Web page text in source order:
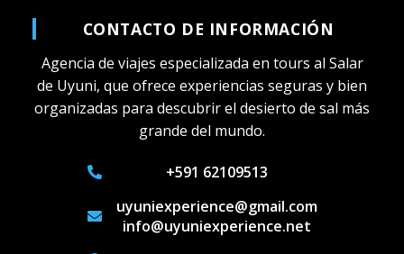
CONTACTO DE INFORMACIÓN
Agencia de viajes especializada en tours al Salar
de Uyuni, que ofrece experiencias seguras y bien
organizadas para descubrir el desierto de sal más
grande del mundo.
+591 62109513
uyuniexperience@gmail.com
info@uyuniexperience.net